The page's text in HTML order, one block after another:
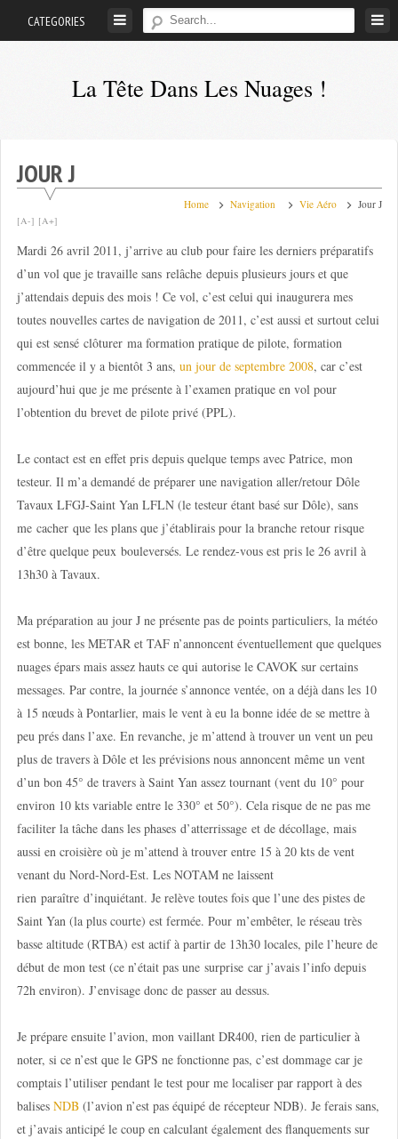
CATEGORIES
La Tête Dans Les Nuages !
petit
;-)
JOUR J
Home Navigation Vie Aéro Jour J
[A-] [A+]
Mardi 26 avril 2011, j’arrive au club pour faire les derniers préparatifs
d’un vol que je travaille sans relâche depuis plusieurs jours et que
j’attendais depuis des mois ! Ce vol, c’est celui qui inaugurera mes
toutes nouvelles cartes de navigation de 2011, c’est aussi et surtout celui
qui est sensé clôturer ma formation pratique de pilote, formation
commencée il y a bientôt 3 ans, un jour de septembre 2008, car c’est
aujourd’hui que je me présente à l’examen pratique en vol pour
l’obtention du brevet de pilote privé (PPL).
Le contact est en effet pris depuis quelque temps avec Patrice, mon
testeur. Il m’a demandé de préparer une navigation aller/retour Dôle
Tavaux LFGJ-Saint Yan LFLN (le testeur étant basé sur Dôle), sans
me cacher que les plans que j’établirais pour la branche retour risque
d’être quelque peux bouleversés. Le rendez-vous est pris le 26 avril à
13h30 à Tavaux.
Ma préparation au jour J ne présente pas de points particuliers, la météo
est bonne, les METAR et TAF n’annoncent éventuellement que quelques
nuages épars mais assez hauts ce qui autorise le CAVOK sur certains
messages. Par contre, la journée s’annonce ventée, on a déjà dans les 10
à 15 nœuds à Pontarlier, mais le vent à eu la bonne idée de se mettre à
peu prés dans l’axe. En revanche, je m’attend à trouver un vent un peu
plus de travers à Dôle et les prévisions nous annoncent même un vent
d’un bon 45° de travers à Saint Yan assez tournant (vent du 10° pour
environ 10 kts variable entre le 330° et 50°). Cela risque de ne pas me
faciliter la tâche dans les phases d’atterrissage et de décollage, mais
aussi en croisière où je m’attend à trouver entre 15 à 20 kts de vent
venant du Nord-Nord-Est. Les NOTAM ne laissent
rien paraître d’inquiétant. Je relève toutes fois que l’une des pistes de
Saint Yan (la plus courte) est fermée. Pour m’embêter, le réseau très
basse altitude (RTBA) est actif à partir de 13h30 locales, pile l’heure de
début de mon test (ce n’était pas une surprise car j’avais l’info depuis
72h environ). J’envisage donc de passer au dessus.
Je prépare ensuite l’avion, mon vaillant DR400, rien de particulier à
noter, si ce n’est que le GPS ne fonctionne pas, c’est dommage car je
comptais l’utiliser pendant le test pour me localiser par rapport à des
balises NDB(l’avion n’est pas équipé de récepteur NDB). Je ferais sans,
et j’avais anticipé le coup en calculant également des flanquements sur